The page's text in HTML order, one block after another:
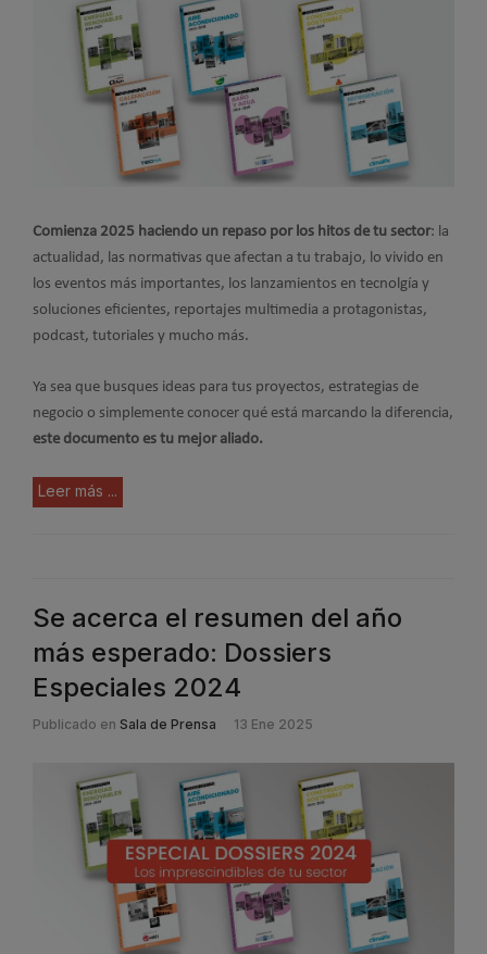
Comienza 2025 haciendo un repaso por los hitos de tu sector: la
actualidad, las normativas que afectan a tu trabajo, lo vivido en
los eventos más importantes, los lanzamientos en tecnolgía y
soluciones eficientes, reportajes multimedia a protagonistas,
podcast, tutoriales y mucho más.
Ya sea que busques ideas para tus proyectos, estrategias de
negocio o simplemente conocer qué está marcando la diferencia,
este documento es tu mejor aliado.
Leer más ...
Se acerca el resumen del año
más esperado: Dossiers
Especiales 2024
Publicado en Sala de Prensa 13 Ene 2025